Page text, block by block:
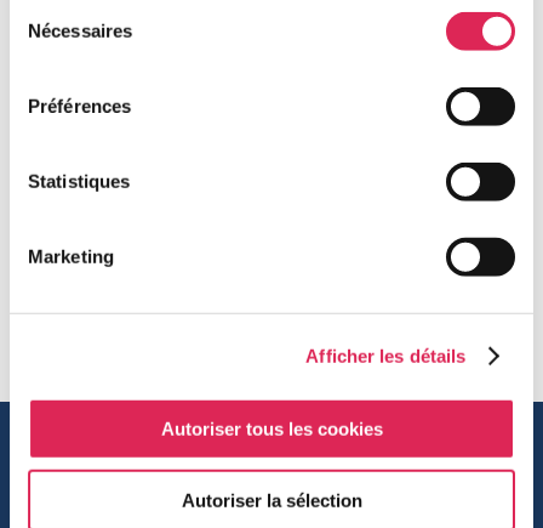
Nécessaires
Préférences
Statistiques
Marketing
Afficher les détails
Autoriser tous les cookies
Autoriser la sélection
Terlincthun, 62200 Boulogne-sur-Mer)